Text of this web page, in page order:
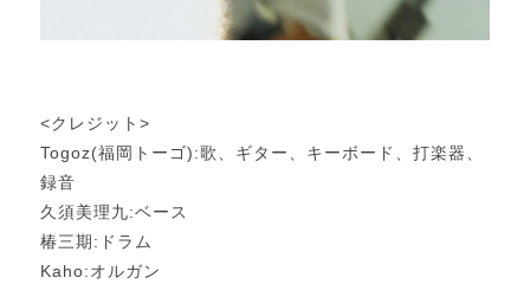
<クレジット>
Togoz(福岡トーゴ):歌、ギター、キーボード、打楽器、
録音
久須美理九:ベース
椿三期:ドラム
Kaho:オルガン